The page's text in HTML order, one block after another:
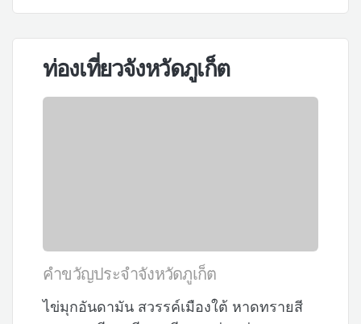
ท่องเที่ยวจังหวัดภูเก็ต
คำขวัญประจำจังหวัดภูเก็ต
ไข่มุกอันดามัน สวรรค์เมืองใต้ หาดทรายสี